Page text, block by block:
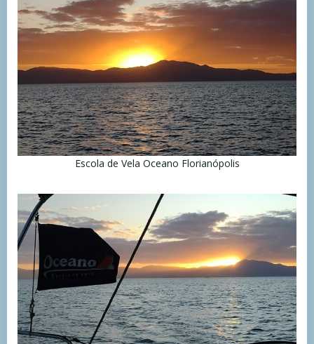
Escola de Vela Oceano Florianópolis